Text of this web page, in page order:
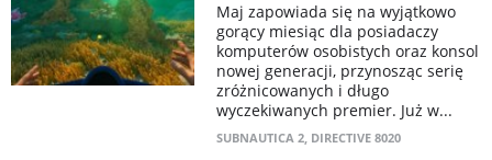
Maj zapowiada się na wyjątkowo
gorący miesiąc dla posiadaczy
komputerów osobistych oraz konsol
nowej generacji, przynosząc serię
zróżnicowanych i długo
wyczekiwanych premier. Już w...
SUBNAUTICA 2, DIRECTIVE 8020